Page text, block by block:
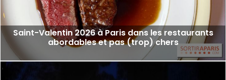
Saint-Valentin 2026 à Paris dans les restaurants
abordables et pas (trop) chers